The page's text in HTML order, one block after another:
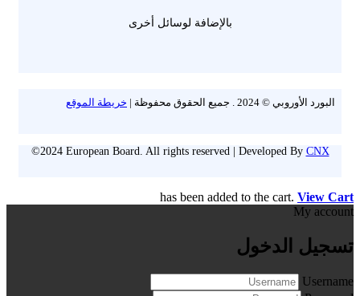
بالإضافة لوسائل أخرى
البورد الأوروبي © 2024 . جميع الحقوق محفوظة | خريطة الموقع
©2024 European Board. All rights reserved | Developed By CNX
has been added to the cart. View Cart
My account
تسجيل الدخول
Username